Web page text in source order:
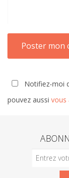
Notifiez-moi
pouvez aussi vous